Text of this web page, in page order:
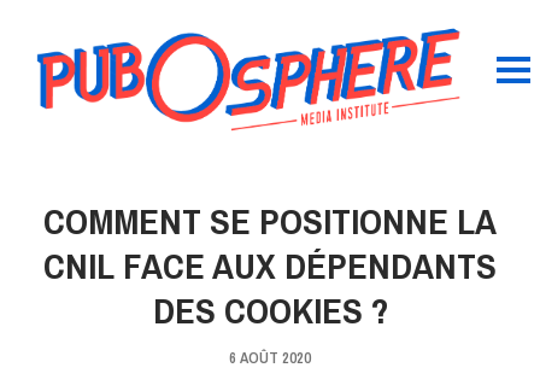
COMMENT SE POSITIONNE LA
CNIL FACE AUX DÉPENDANTS
DES COOKIES ?
6 AOÛT 2020